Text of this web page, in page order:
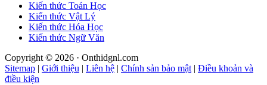
Kiến thức Toán Học
Kiến thức Vật Lý
Kiến thức Hóa Học
Kiến thức Ngữ Văn
Copyright © 2026 · Onthidgnl.com
Sitemap
Giới thiệu Liên hệ Chính sản bảo mật| Điều khoản và
điều kiện